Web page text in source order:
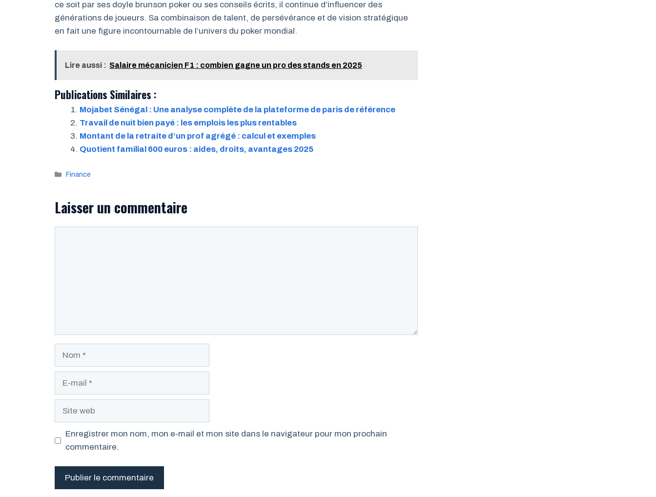
ce soit par ses doyle brunson poker ou ses conseils écrits, il continue d’influencer des
générations de joueurs. Sa combinaison de talent, de persévérance et de vision stratégique
en fait une figure incontournable de l’univers du poker mondial.
Lire aussi : Salaire mécanicien F1 : combien gagne un pro des stands en 2025
Publications Similaires :
Mojabet Sénégal : Une analyse complète de la plateforme de paris de référence
Travail de nuit bien payé : les emplois les plus rentables
Montant de la retraite d’un prof agrégé : calcul et exemples
Quotient familial 600 euros : aides, droits, avantages 2025
Catégories
Finance
Laisser un commentaire
Site
Enregistrer mon nom, mon e-mail et mon site dans le navigateur pour mon prochain
commentaire.